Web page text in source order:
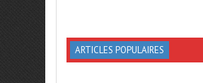
ARTICLES POPULAIRES